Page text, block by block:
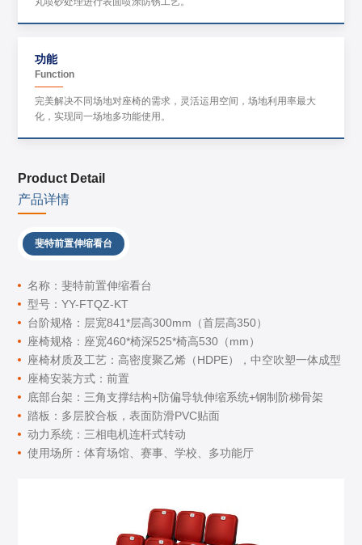
功能
Function
完美解决不同场地对座椅的需求，灵活运用空间，场地利用率最大
化，实现同一场地多功能使用。
Product Detail
产品详情
斐特前置伸缩看台
名称：斐特前置伸缩看台
型号：YY-FTQZ-KT
台阶规格：层宽841*层高300mm（首层高350）
座椅规格：座宽460*椅深525*椅高530（mm）
座椅材质及工艺：高密度聚乙烯（HDPE），中空吹塑一体成型
座椅安装方式：前置
底部台架：三角支撑结构+防偏导轨伸缩系统+钢制阶梯骨架
踏板：多层胶合板，表面防滑PVC贴面
动力系统：三相电机连杆式转动
使用场所：体育场馆、赛事、学校、多功能厅